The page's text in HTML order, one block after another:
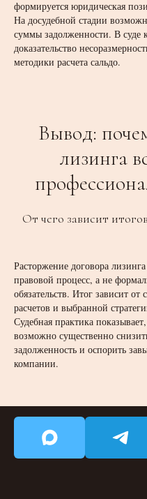
формируется юридическая
На досудебной стадии
суммы задолженности. В суде
доказательство
методики расчета сальдо.
Вывод:
лизинга
От чего зависит
Расторжение договора
правовой процесс, а не
обязательств. Итог зависит от
расчетов и выбранной
Судебная практика
возможно существенно
задолженность и оспорить
компании.